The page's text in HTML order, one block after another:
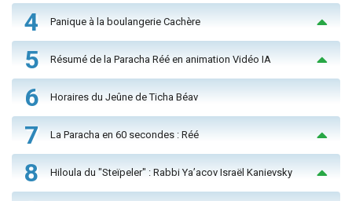
4 Panique à la boulangerie Cachère
5 Résumé de la Paracha Réé en animation Vidéo IA
6 Horaires du Jeûne de Ticha Béav
7 La Paracha en 60 secondes : Réé
8 Hiloula du "Steïpeler" : Rabbi Ya’acov Israël Kanievsky